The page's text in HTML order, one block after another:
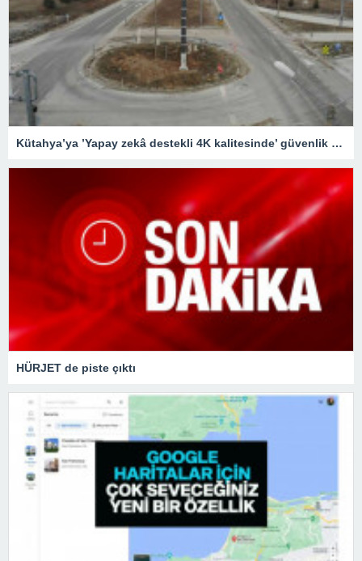
Kütahya’ya ’Yapay zekâ destekli 4K kalitesinde’ güvenlik kameraları
HÜRJET de piste çıktı